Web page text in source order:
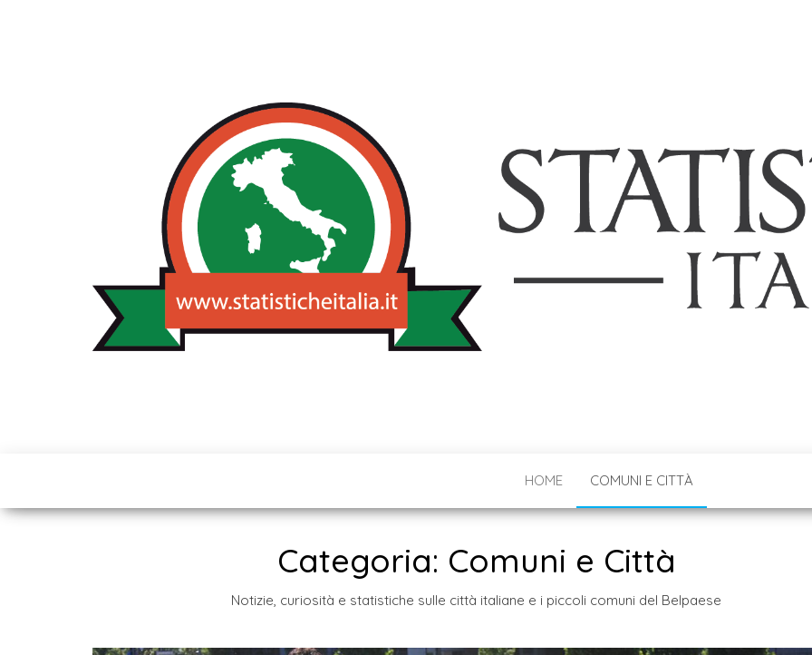
HOME COMUNI E CITTÀ
Categoria: Comuni e Città
Notizie, curiosità e statistiche sulle città italiane e i piccoli comuni del Belpaese